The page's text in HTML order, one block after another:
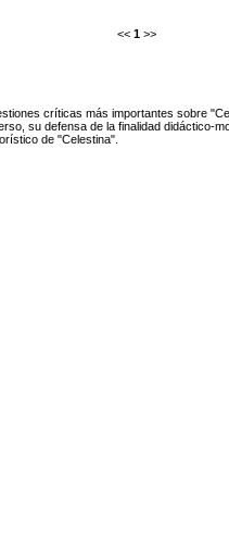
<< 1 >>
críticas más importantes sobre
su defensa de la finalidad didáctico-
de "Celestina".